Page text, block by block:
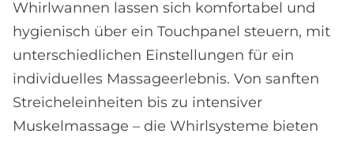
Whirlwannen lassen sich komfortabel und
hygienisch über ein Touchpanel steuern, mit
unterschiedlichen Einstellungen für ein
individuelles Massageerlebnis. Von sanften
Streicheleinheiten bis zu intensiver
Muskelmassage – die Whirlsysteme bieten